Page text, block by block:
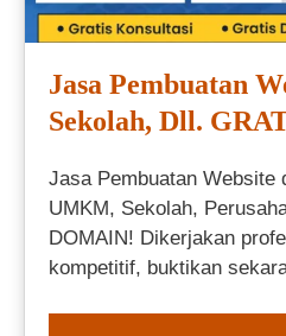
Jasa Pembuatan
Sekolah, Dll.
Jasa Pembuatan Website
UMKM, Sekolah,
DOMAIN! Dikerjakan
kompetitif, buktikan